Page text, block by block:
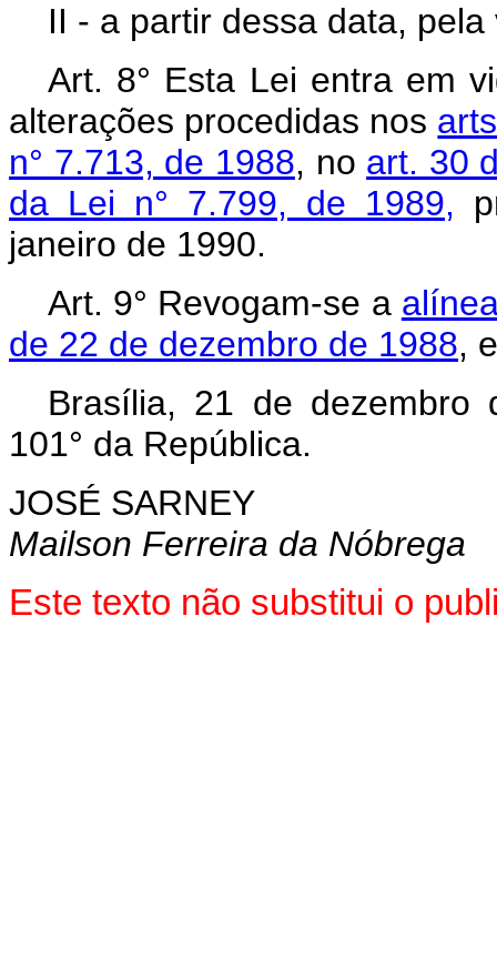
II - a partir dessa data,
Art. 8° Esta Lei entra em
alterações procedidas nos
n° 7.713, de 1988, no art. 30
da Lei n° 7.799, de 1989,
janeiro de 1990.
Art. 9° Revogam-se a
de 22 de dezembro de 1988,
Brasília, 21 de dezembro
101° da República.
JOSÉ SARNEY
Mailson Ferreira da Nóbrega
Este texto não substitui o